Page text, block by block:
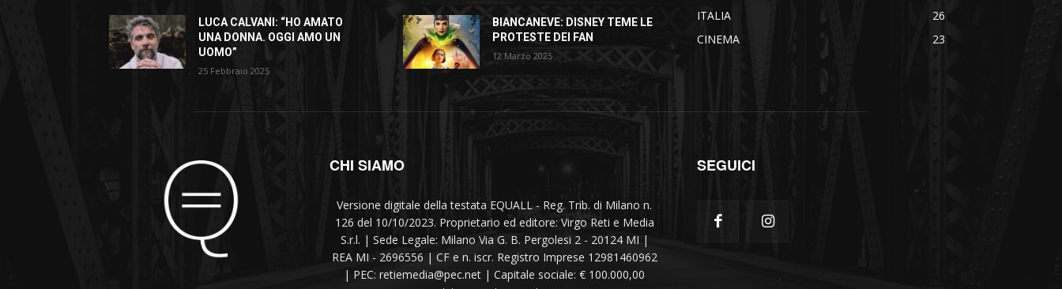
LUCA CALVANI: “HO AMATO
UNA DONNA. OGGI AMO UN
UOMO”
25 Febbraio 2025
BIANCANEVE: DISNEY TEME LE
PROTESTE DEI FAN
12 Marzo 2025
ITALIA
26
CINEMA
23
CHI SIAMO
Versione digitale della testata EQUALL - Reg. Trib. di Milano n.
126 del 10/10/2023. Proprietario ed editore: Virgo Reti e Media
S.r.l. | Sede Legale: Milano Via G. B. Pergolesi 2 - 20124 MI |
REA MI - 2696556 | CF e n. iscr. Registro Imprese 12981460962
| PEC: retiemedia@pec.net | Capitale sociale: € 100.000,00
SEGUICI